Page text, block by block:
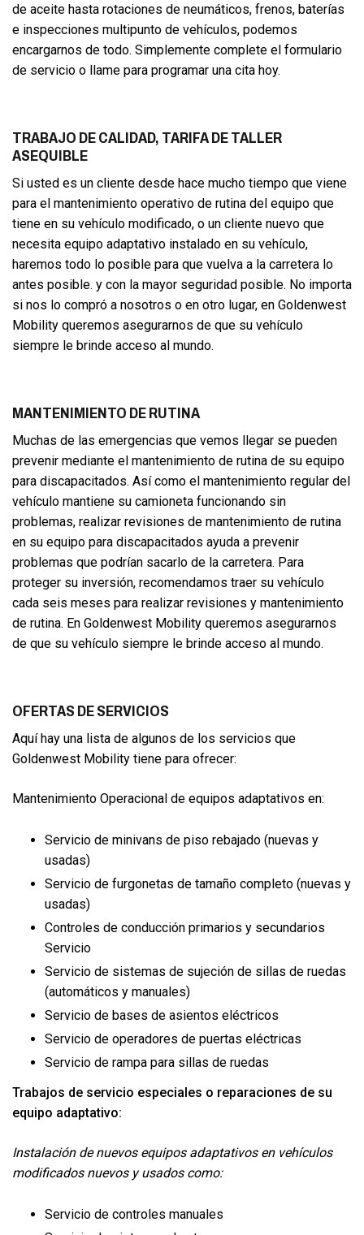
de aceite hasta rotaciones de neumáticos, frenos, baterías
e inspecciones multipunto de vehículos, podemos
encargarnos de todo. Simplemente complete el formulario
de servicio o llame para programar una cita hoy.
TRABAJO DE CALIDAD, TARIFA DE TALLER
ASEQUIBLE
Si usted es un cliente desde hace mucho tiempo que viene
para el mantenimiento operativo de rutina del equipo que
tiene en su vehículo modificado, o un cliente nuevo que
necesita equipo adaptativo instalado en su vehículo,
haremos todo lo posible para que vuelva a la carretera lo
antes posible. y con la mayor seguridad posible. No importa
si nos lo compró a nosotros o en otro lugar, en Goldenwest
Mobility queremos asegurarnos de que su vehículo
siempre le brinde acceso al mundo.
MANTENIMIENTO DE RUTINA
Muchas de las emergencias que vemos llegar se pueden
prevenir mediante el mantenimiento de rutina de su equipo
para discapacitados. Así como el mantenimiento regular del
vehículo mantiene su camioneta funcionando sin
problemas, realizar revisiones de mantenimiento de rutina
en su equipo para discapacitados ayuda a prevenir
problemas que podrían sacarlo de la carretera. Para
proteger su inversión, recomendamos traer su vehículo
cada seis meses para realizar revisiones y mantenimiento
de rutina. En Goldenwest Mobility queremos asegurarnos
de que su vehículo siempre le brinde acceso al mundo.
OFERTAS DE SERVICIOS
Aquí hay una lista de algunos de los servicios que
Goldenwest Mobility tiene para ofrecer:
Mantenimiento Operacional de equipos adaptativos en:
Servicio de minivans de piso rebajado (nuevas y
usadas)
Servicio de furgonetas de tamaño completo (nuevas y
usadas)
Controles de conducción primarios y secundarios
Servicio
Servicio de sistemas de sujeción de sillas de ruedas
(automáticos y manuales)
Servicio de bases de asientos eléctricos
Servicio de operadores de puertas eléctricas
Servicio de rampa para sillas de ruedas
Trabajos de servicio especiales o reparaciones de su
equipo adaptativo:
Instalación de nuevos equipos adaptativos en vehículos
modificados nuevos y usados como:
Servicio de controles manuales